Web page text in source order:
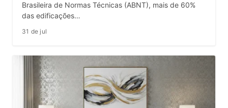
Brasileira de Normas Técnicas (ABNT), mais de 60%
das edificações…
31 de jul